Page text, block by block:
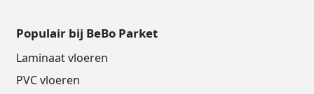
Populair bij BeBo Parket
Laminaat vloeren
PVC vloeren